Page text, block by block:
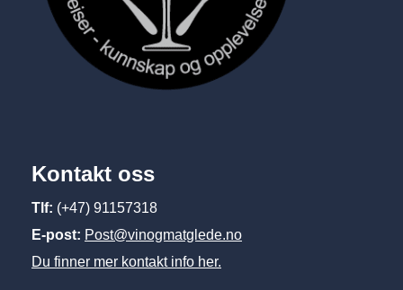
Kontakt oss
Tlf: (+47) 91157318
E-post: Post@vinogmatglede.no
Du finner mer kontakt info her.